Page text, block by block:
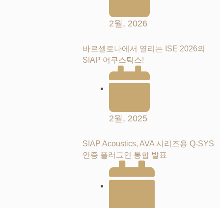
2월, 2026
바르셀로나에서 열리는 ISE 2026의
SIAP 어쿠스틱스!
2월, 2025
SIAP Acoustics, AVA 시리즈용 Q-SYS
인증 플러그인 통합 발표